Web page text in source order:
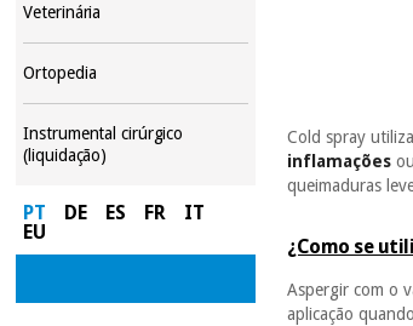
Veterinária
Ortopedia
Instrumental cirúrgico
(liquidação)
PT DE ES FR
IT
EU
Cold spray
inflamações ou
queimaduras
¿Como se
Aspergir com o
aplicação